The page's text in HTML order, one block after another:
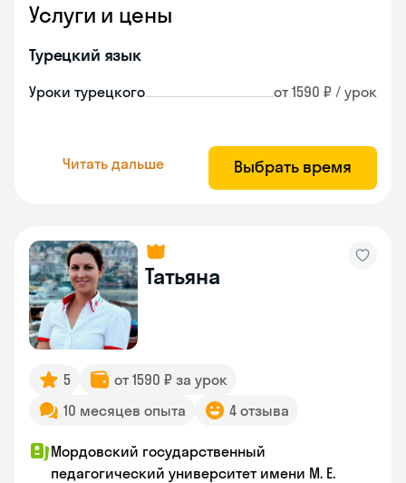
Услуги и цены
Турецкий язык
Уроки турецкого от 1590 ₽ / урок
Читать дальше Выбрать время
Татьяна
5
от 1590 ₽ за урок
10 месяцев опыта
4 отзыва
Мордовский государственный
педагогический университет имени М. Е.